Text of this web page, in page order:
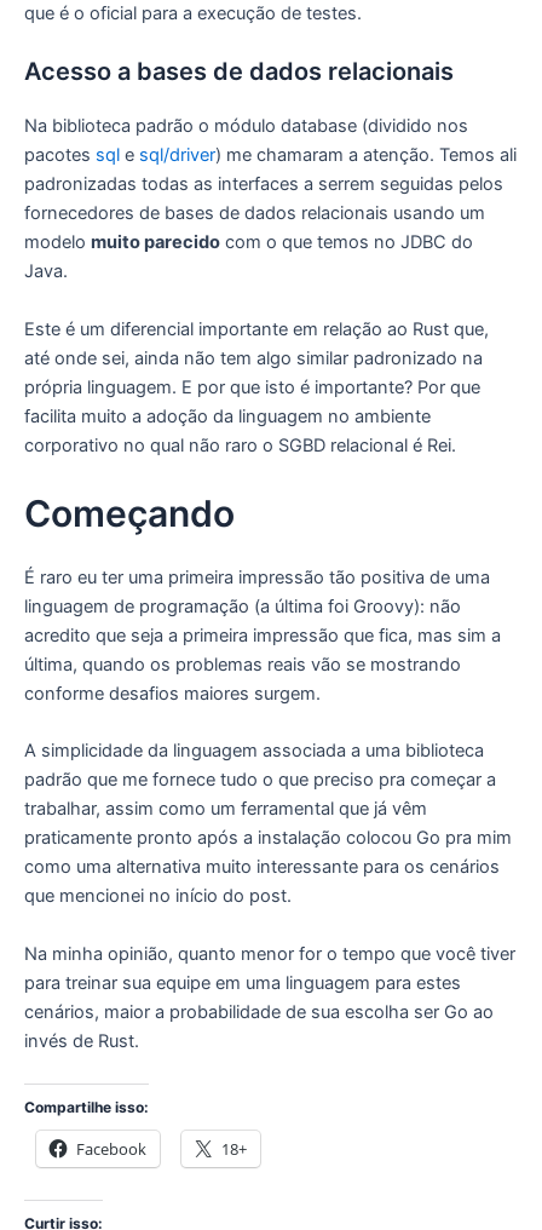
que é o oficial para a execução de testes.
Acesso a bases de dados relacionais
Na biblioteca padrão o módulo database (dividido nos
pacotes sql e sql/driver) me chamaram a atenção. Temos ali
padronizadas todas as interfaces a serrem seguidas pelos
fornecedores de bases de dados relacionais usando um
modelo muito parecido com o que temos no JDBC do
Java.
Este é um diferencial importante em relação ao Rust que,
até onde sei, ainda não tem algo similar padronizado na
própria linguagem. E por que isto é importante? Por que
facilita muito a adoção da linguagem no ambiente
corporativo no qual não raro o SGBD relacional é Rei.
Começando
É raro eu ter uma primeira impressão tão positiva de uma
linguagem de programação (a última foi Groovy): não
acredito que seja a primeira impressão que fica, mas sim a
última, quando os problemas reais vão se mostrando
conforme desafios maiores surgem.
A simplicidade da linguagem associada a uma biblioteca
padrão que me fornece tudo o que preciso pra começar a
trabalhar, assim como um ferramental que já vêm
praticamente pronto após a instalação colocou Go pra mim
como uma alternativa muito interessante para os cenários
que mencionei no início do post.
Na minha opinião, quanto menor for o tempo que você tiver
para treinar sua equipe em uma linguagem para estes
cenários, maior a probabilidade de sua escolha ser Go ao
invés de Rust.
Compartilhe isso:
Facebook 18+
Curtir isso: